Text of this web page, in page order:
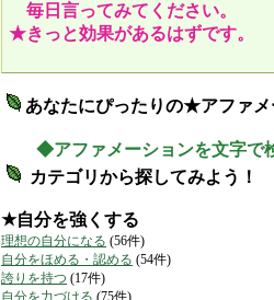
毎日言ってみてください。
★きっと効果があるはずです。
あなたにぴったりの★アファ
◆アファメーションを文字で
カテゴリから探してみよう！
★自分を強くする
理想の自分になる (56件)
自分をほめる・認める (54件)
誇りを持つ (17件)
自分を力づける (75件)